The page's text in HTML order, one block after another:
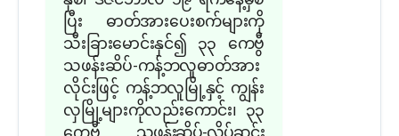
ပြီး ဓာတ်အားပေးစက်များကို
သီးခြားမောင်းနှင်၍ ၃၃ ကေဗွီ
သဖန်းဆိပ်-ကန့်ဘလူဓာတ်အား
လိုင်းဖြင့် ကန့်ဘလူမြို့နှင့် ကျွန်း
လှမြို့များကိုလည်းကောင်း၊ ၃၃
ကေဗွီ သဖန်းဆိပ်-လိပ်ဆင်း